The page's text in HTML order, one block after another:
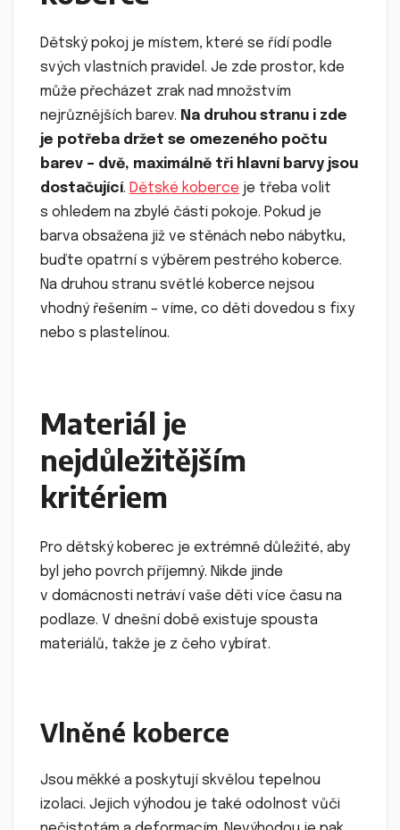
Dětský pokoj je místem, které se řídí podle
svých vlastních pravidel. Je zde prostor, kde
může přecházet zrak nad množstvím
nejrůznějších barev. Na druhou stranu i zde
je potřeba držet se omezeného počtu
barev – dvě, maximálně tři hlavní barvy jsou
dostačující. Dětské koberce je třeba volit
s ohledem na zbylé části pokoje. Pokud je
barva obsažena již ve stěnách nebo nábytku,
buďte opatrní s výběrem pestrého koberce.
Na druhou stranu světlé koberce nejsou
vhodný řešením – víme, co děti dovedou s fixy
nebo s plastelínou.
Materiál je
nejdůležitějším
kritériem
Pro dětský koberec je extrémně důležité, aby
byl jeho povrch příjemný. Nikde jinde
v domácnosti netráví vaše děti více času na
podlaze. V dnešní době existuje spousta
materiálů, takže je z čeho vybírat.
Vlněné koberce
Jsou měkké a poskytují skvělou tepelnou
izolaci. Jejich výhodou je také odolnost vůči